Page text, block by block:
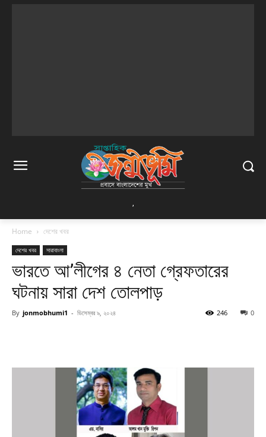
Home দেশের খবর
দেশের খবর সারাবাংলা
ভারতে আ’লীগের ৪ নেতা গ্রেফতারের
ঘটনায় সারা দেশ তোলপাড়
By jonmobhumi1 - ডিসেম্বর ৯, ২০২৪ 0
246